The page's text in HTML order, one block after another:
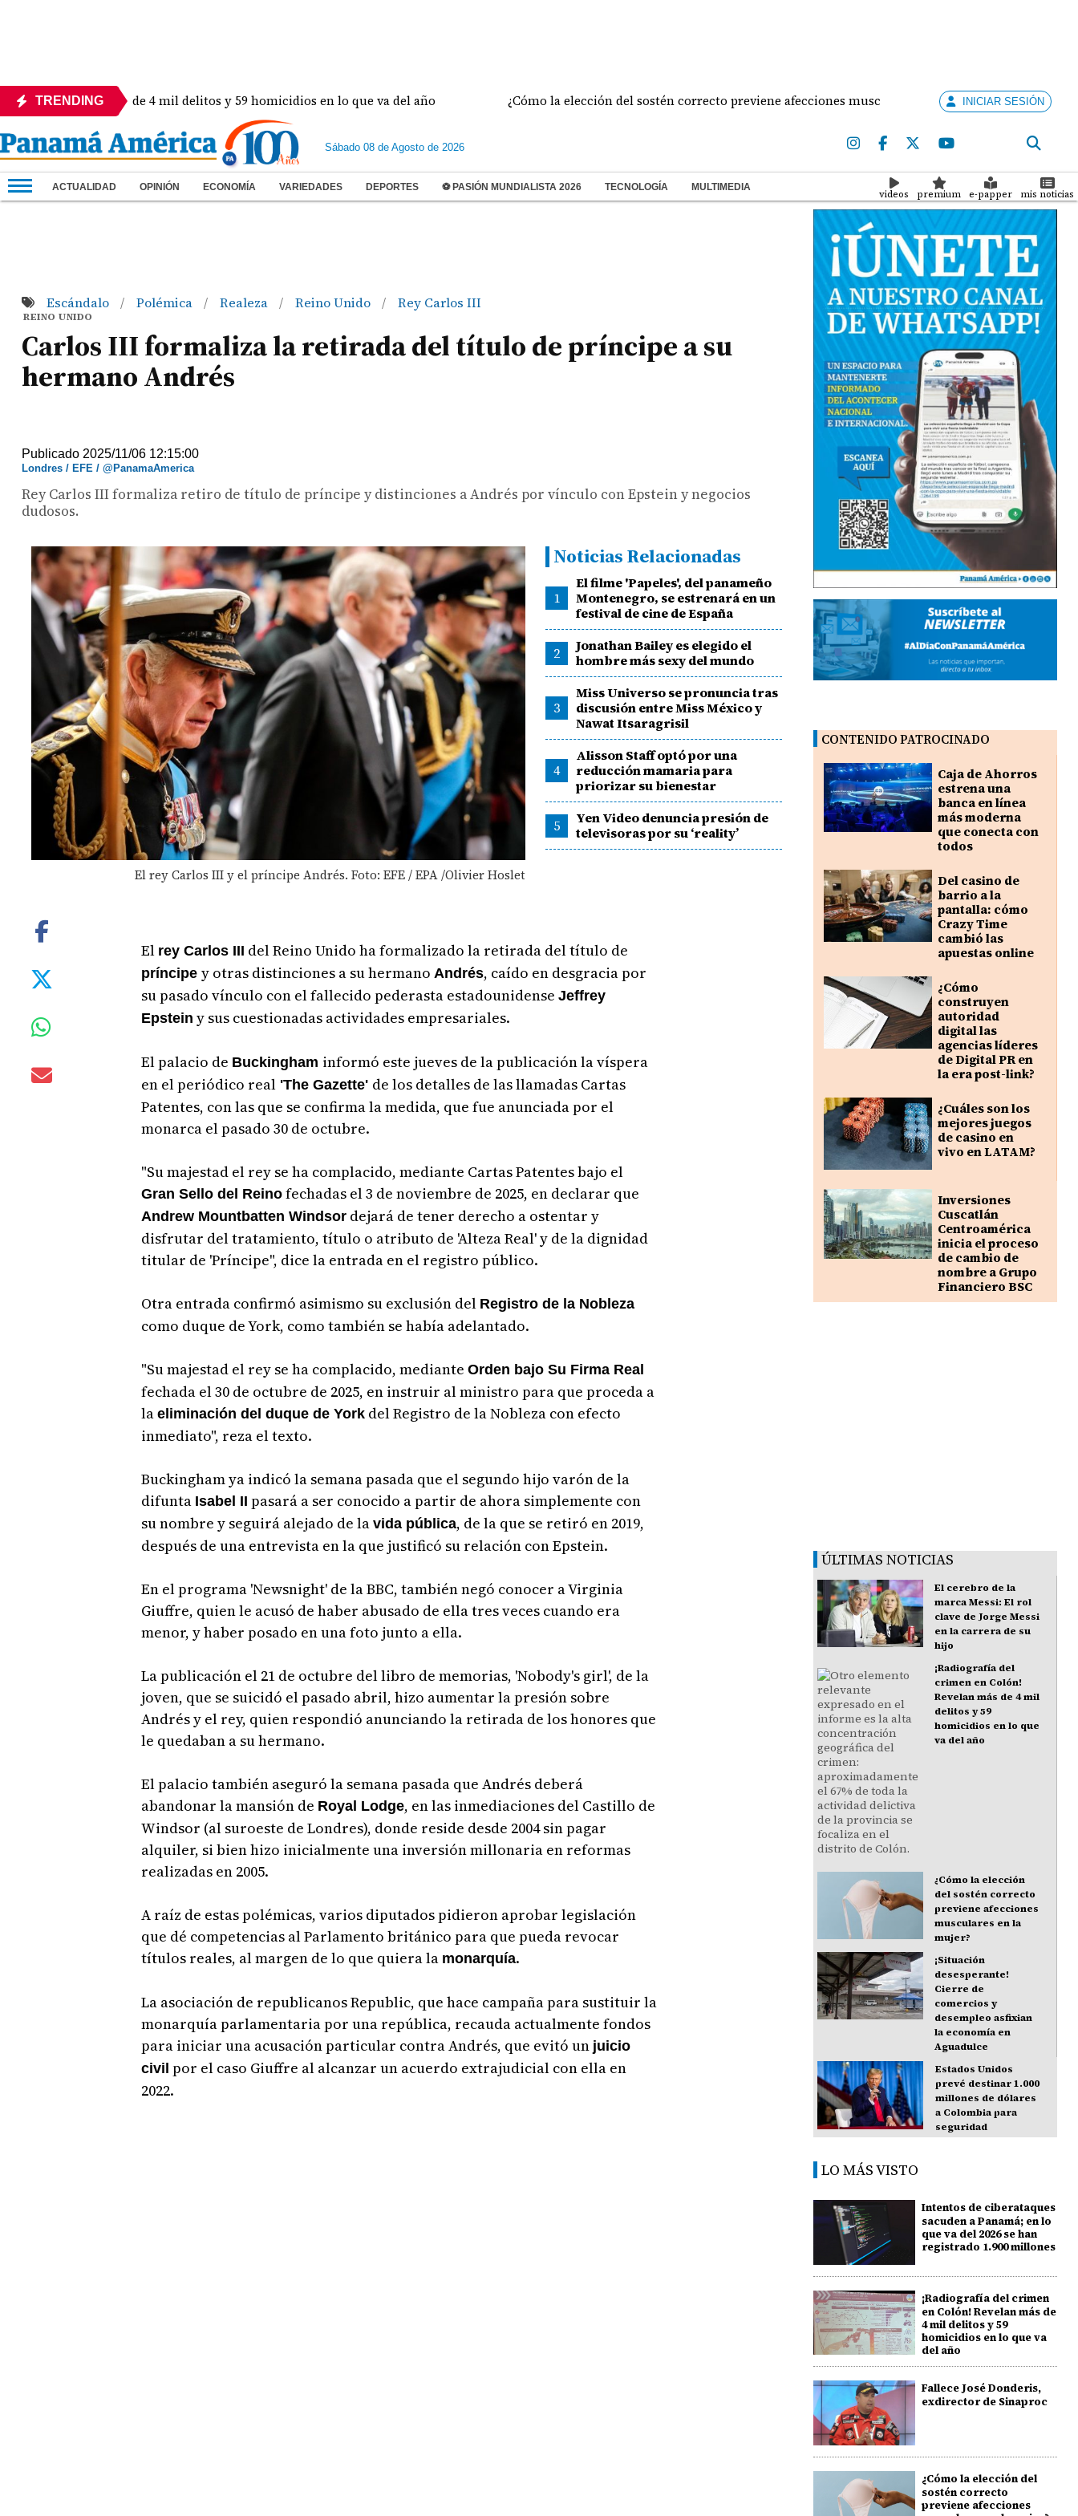
TRENDING
Revelan más de 4 mil delitos y 59 homicidios en lo que va del año ¿Cómo la elección del sostén correcto previene afecciones musculares en la mujer? INICIAR SESIÓN
Sábado 08 de Agosto de 2026
ACTUALIDAD OPINIÓN ECONOMÍA VARIEDADES DEPORTES ⚽ PASIÓN MUNDIALISTA 2026 TECNOLOGÍA MULTIMEDIA
videos premium e-papper mis noticias
Escándalo / Polémica / Realeza / Reino Unido / Rey Carlos III
REINO UNIDO
Carlos III formaliza la retirada del título de príncipe a su
hermano Andrés
Publicado 2025/11/06 12:15:00
Londres / EFE / @PanamaAmerica
Rey Carlos III formaliza retiro de título de príncipe y distinciones a Andrés por vínculo con Epstein y negocios
dudosos.
El rey Carlos III y el príncipe Andrés. Foto: EFE / EPA /Olivier Hoslet
Noticias Relacionadas
1
El filme 'Papeles', del panameño
Montenegro, se estrenará en un
festival de cine de España
2
Jonathan Bailey es elegido el
hombre más sexy del mundo
3
Miss Universo se pronuncia tras
discusión entre Miss México y
Nawat Itsaragrisil
4
Alisson Staff optó por una
reducción mamaria para
priorizar su bienestar
5
Yen Video denuncia presión de
televisoras por su ‘reality’
El rey Carlos III del Reino Unido ha formalizado la retirada del título de
príncipe y otras distinciones a su hermano Andrés, caído en desgracia por
su pasado vínculo con el fallecido pederasta estadounidense Jeffrey
Epstein y sus cuestionadas actividades empresariales.
El palacio de Buckingham informó este jueves de la publicación la víspera
en el periódico real 'The Gazette' de los detalles de las llamadas Cartas
Patentes, con las que se confirma la medida, que fue anunciada por el
monarca el pasado 30 de octubre.
"Su majestad el rey se ha complacido, mediante Cartas Patentes bajo el
Gran Sello del Reinofechadas el 3 de noviembre de 2025, en declarar que
Andrew Mountbatten Windsordejará de tener derecho a ostentar y
disfrutar del tratamiento, título o atributo de 'Alteza Real' y de la dignidad
titular de 'Príncipe", dice la entrada en el registro público.
Otra entrada confirmó asimismo su exclusión del Registro de la Nobleza
como duque de York, como también se había adelantado.
"Su majestad el rey se ha complacido, mediante Orden bajo Su Firma Real
fechada el 30 de octubre de 2025, en instruir al ministro para que proceda a
la eliminación del duque de Yorkdel Registro de la Nobleza con efecto
inmediato", reza el texto.
Buckingham ya indicó la semana pasada que el segundo hijo varón de la
difunta Isabel II pasará a ser conocido a partir de ahora simplemente con
su nombre y seguirá alejado de la vida pública, de la que se retiró en 2019,
después de una entrevista en la que justificó su relación con Epstein.
En el programa 'Newsnight' de la BBC, también negó conocer a Virginia
Giuffre, quien le acusó de haber abusado de ella tres veces cuando era
menor, y haber posado en una foto junto a ella.
La publicación el 21 de octubre del libro de memorias, 'Nobody's girl', de la
joven, que se suicidó el pasado abril, hizo aumentar la presión sobre
Andrés y el rey, quien respondió anunciando la retirada de los honores que
le quedaban a su hermano.
El palacio también aseguró la semana pasada que Andrés deberá
abandonar la mansión de Royal Lodge, en las inmediaciones del Castillo de
Windsor (al suroeste de Londres), donde reside desde 2004 sin pagar
alquiler, si bien hizo inicialmente una inversión millonaria en reformas
realizadas en 2005.
A raíz de estas polémicas, varios diputados pidieron aprobar legislación
que dé competencias al Parlamento británico para que pueda revocar
títulos reales, al margen de lo que quiera la monarquía.
La asociación de republicanos Republic, que hace campaña para sustituir la
monarquía parlamentaria por una república, recauda actualmente fondos
para iniciar una acusación particular contra Andrés, que evitó un juicio
civil por el caso Giuffre al alcanzar un acuerdo extrajudicial con ella en
2022.
CONTENIDO PATROCINADO
Caja de Ahorros
estrena una
banca en línea
más moderna
que conecta con
todos
Del casino de
barrio a la
pantalla: cómo
Crazy Time
cambió las
apuestas online
¿Cómo
construyen
autoridad
digital las
agencias líderes
de Digital PR en
la era post-link?
¿Cuáles son los
mejores juegos
de casino en
vivo en LATAM?
Inversiones
Cuscatlán
Centroamérica
inicia el proceso
de cambio de
nombre a Grupo
Financiero BSC
ÚLTIMAS NOTICIAS
El cerebro de la
marca Messi: El rol
clave de Jorge Messi
en la carrera de su
hijo
¡Radiografía del
crimen en Colón!
Revelan más de 4 mil
delitos y 59
homicidios en lo que
va del año
¿Cómo la elección
del sostén correcto
previene afecciones
musculares en la
mujer?
¡Situación
desesperante!
Cierre de
comercios y
desempleo asfixian
la economía en
Aguadulce
Estados Unidos
prevé destinar 1.000
millones de dólares
a Colombia para
seguridad
LO MÁS VISTO
Intentos de ciberataques
sacuden a Panamá; en lo
que va del 2026 se han
registrado 1.900 millones
¡Radiografía del crimen
en Colón! Revelan más de
4 mil delitos y 59
homicidios en lo que va
del año
Fallece José Donderis,
exdirector de Sinaproc
¿Cómo la elección del
sostén correcto
previene afecciones